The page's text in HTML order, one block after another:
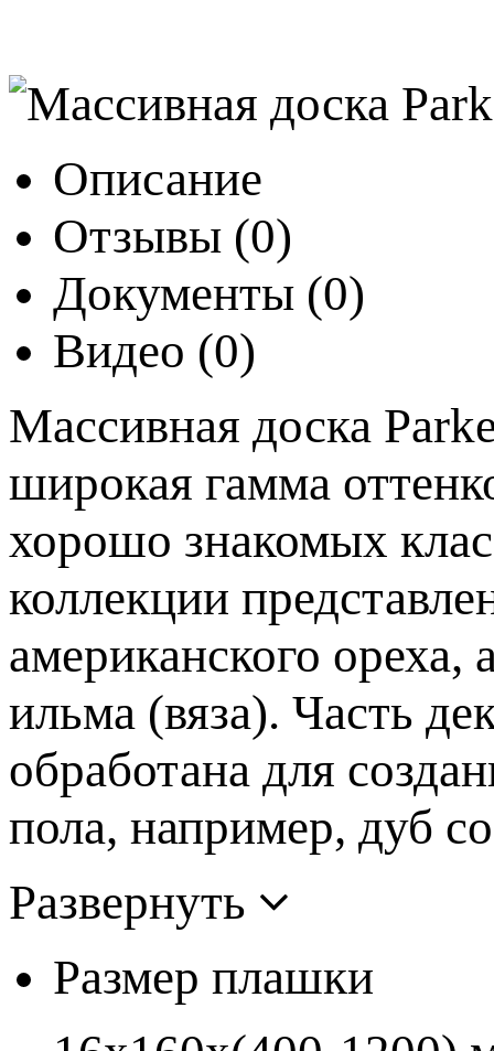
Описание
Отзывы (0)
Документы (0)
Видео (0)
Массивная доска
широкая гамма
хорошо знакомых
коллекции
американского
ильма (вяза). Часть
обработана для
пола, например, дуб
Развернуть
Размер плашки